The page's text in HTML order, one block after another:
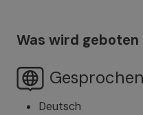
Was wird geboten
Deutsch